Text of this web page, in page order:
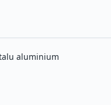
aluminium